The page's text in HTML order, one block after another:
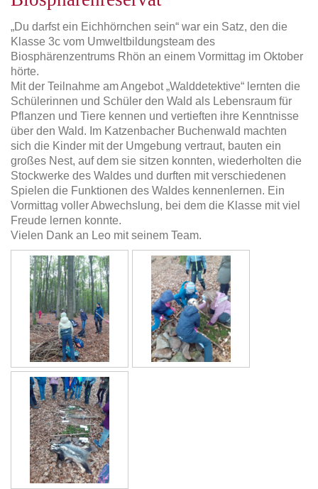
„Du darfst ein Eichhörnchen sein“ war ein Satz, den die
Klasse 3c vom Umweltbildungsteam des
Biosphärenzentrums Rhön an einem Vormittag im Oktober
hörte.
Mit der Teilnahme am Angebot „Walddetektive“ lernten die
Schülerinnen und Schüler den Wald als Lebensraum für
Pflanzen und Tiere kennen und vertieften ihre Kenntnisse
über den Wald. Im Katzenbacher Buchenwald machten
sich die Kinder mit der Umgebung vertraut, bauten ein
großes Nest, auf dem sie sitzen konnten, wiederholten die
Stockwerke des Waldes und durften mit verschiedenen
Spielen die Funktionen des Waldes kennenlernen. Ein
Vormittag voller Abwechslung, bei dem die Klasse mit viel
Freude lernen konnte.
Vielen Dank an Leo mit seinem Team.